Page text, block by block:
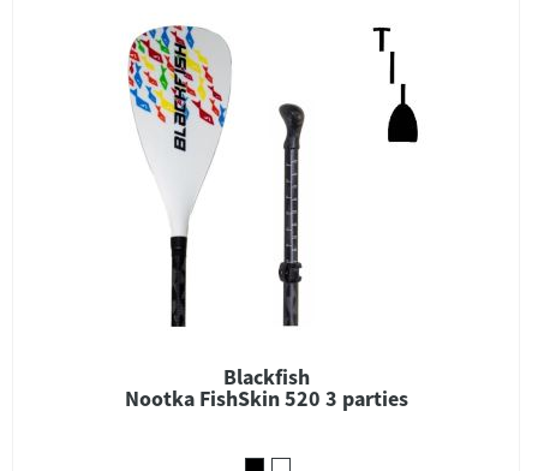
Blackfish
Nootka FishSkin 520 3 parties